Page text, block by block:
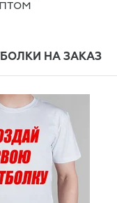
НА ЗАКАЗ